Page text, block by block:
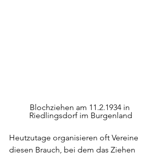
Blochziehen am 11.2.1934 in
Riedlingsdorf im Burgenland
Heutzutage organisieren oft Vereine
diesen Brauch, bei dem das Ziehen